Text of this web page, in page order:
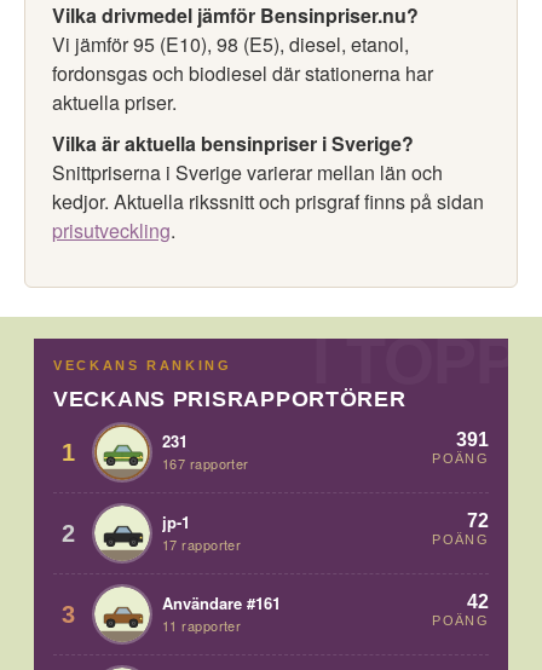
Vilka drivmedel jämför Bensinpriser.nu?
Vi jämför 95 (E10), 98 (E5), diesel, etanol,
fordonsgas och biodiesel där stationerna har
aktuella priser.
Vilka är aktuella bensinpriser i Sverige?
Snittpriserna i Sverige varierar mellan län och
kedjor. Aktuella rikssnitt och prisgraf finns på sidan
prisutveckling.
VECKANS RANKING
VECKANS PRISRAPPORTÖRER
1 231
167 rapporter
391
POÄNG
2 jp-1
17 rapporter
72
POÄNG
3 Användare #161
11 rapporter
42
POÄNG